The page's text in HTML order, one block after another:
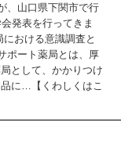
、山口県下関市で行
発表を行ってきま
おける意識調査と
ポート薬局とは、厚
として、かかりつけ
に…【くわしくはこ